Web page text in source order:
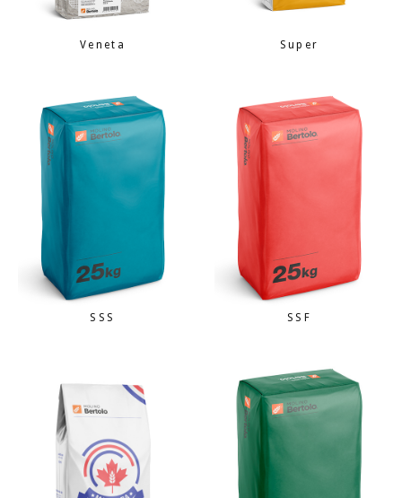
Veneta Super
SSS SSF